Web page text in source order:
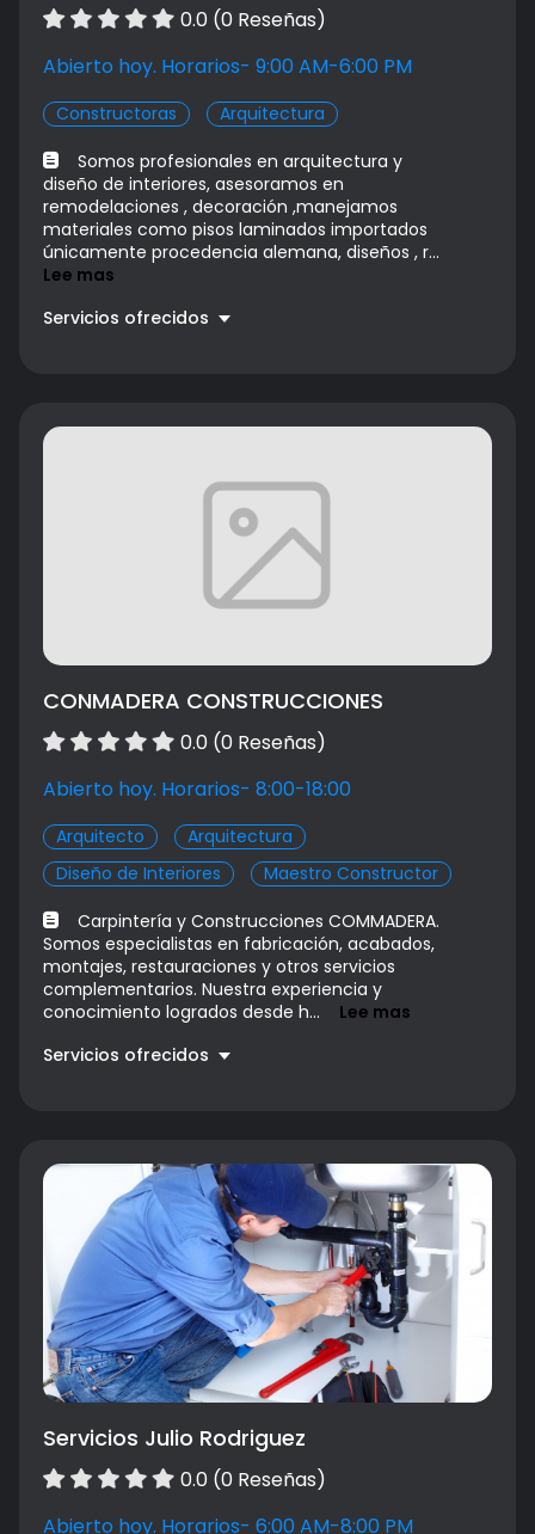
0.0 (0 Reseñas)
Abierto hoy. Horarios- 9:00 AM-6:00 PM
Constructoras
Arquitectura
Somos profesionales en arquitectura y
diseño de interiores, asesoramos en
remodelaciones , decoración ,manejamos
materiales como pisos laminados importados
únicamente procedencia alemana, diseños , r...
Lee mas
Servicios ofrecidos
CONMADERA CONSTRUCCIONES
0.0 (0 Reseñas)
Abierto hoy. Horarios- 8:00-18:00
Arquitecto
Arquitectura
Diseño de Interiores
Maestro Constructor
Carpintería y Construcciones COMMADERA.
Somos especialistas en fabricación, acabados,
montajes, restauraciones y otros servicios
complementarios. Nuestra experiencia y
conocimiento logrados desde h...
Lee mas
Servicios ofrecidos
Servicios Julio Rodriguez
0.0 (0 Reseñas)
Abierto hoy. Horarios- 6:00 AM-8:00 PM